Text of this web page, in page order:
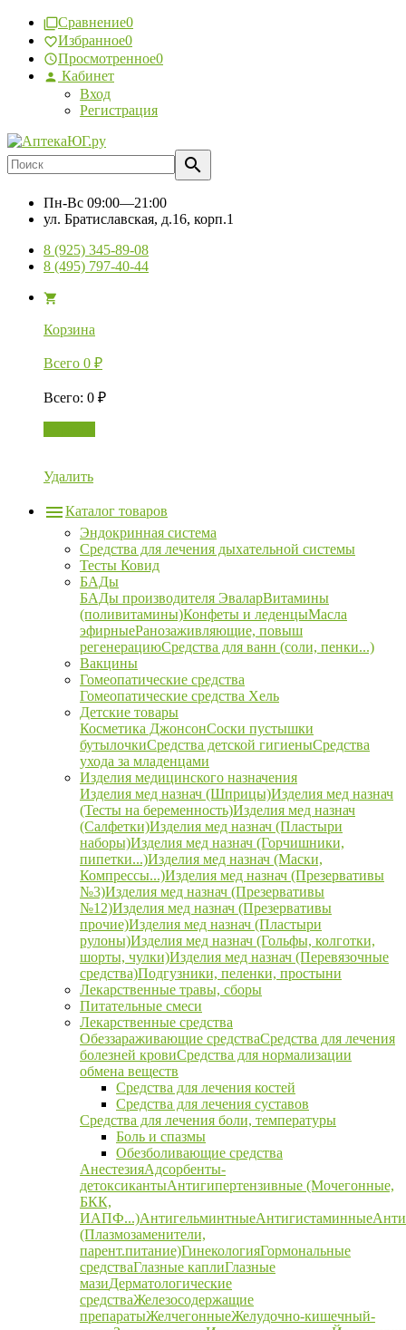
Сравнение0
Избранное0
Просмотренное0
Кабинет
Вход
Регистрация
Пн-Вс 09:00—21:00
ул. Братиславская, д.16, корп.1
8 (925) 345-89-08
8 (495) 797-40-44
Корзина
Всего 0 ₽
Всего: 0 ₽
Удалить
Каталог товаров
Эндокринная система
Средства для лечения дыхательной системы
Тесты Ковид
БАДы
БАДы производителя ЭваларВитамины
(поливитамины)Конфеты и леденцыМасла
эфирныеРанозаживляющие, повыш
регенерациюСредства для ванн (соли, пенки...)
Вакцины
Гомеопатические средства
Гомеопатические средства Хель
Детские товары
Косметика ДжонсонСоски пустышки
бутылочкиСредства детской гигиеныСредства
ухода за младенцами
Изделия медицинского назначения
Изделия мед назнач (Шприцы)Изделия мед назнач
(Тесты на беременность)Изделия мед назнач
(Салфетки)Изделия мед назнач (Пластыри
наборы)Изделия мед назнач (Горчишники,
пипетки...)Изделия мед назнач (Маски,
Компрессы...)Изделия мед назнач (Презервативы
№3)Изделия мед назнач (Презервативы
№12)Изделия мед назнач (Презервативы
прочие)Изделия мед назнач (Пластыри
рулоны)Изделия мед назнач (Гольфы, колготки,
шорты, чулки)Изделия мед назнач (Перевязочные
средства)Подгузники, пеленки, простыни
Лекарственные травы, сборы
Питательные смеси
Лекарственные средства
Обеззараживающие средстваСредства для лечения
болезней кровиСредства для нормализации
обмена веществ
Средства для лечения костей
Средства для лечения суставов
Средства для лечения боли, температуры
Боль и спазмы
Обезболивающие средства
АнестезияАдсорбенты-
детоксикантыАнтигипертензивные (Мочегонные,
БКК,
ИАПФ...)АнтигельминтныеАнтигистаминные
(Плазмозаменители,
парент.питание)ГинекологияГормональные
средстваГлазные каплиГлазные
мазиДерматологические
средстваЖелезосодержащие
препаратыЖелчегонныеЖелудочно-кишечный-